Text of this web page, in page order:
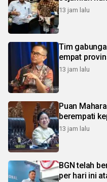
13 jam lalu
Tim
empat
13 jam lalu
Puan
berempati
13 jam lalu
BGN telah
per hari ini